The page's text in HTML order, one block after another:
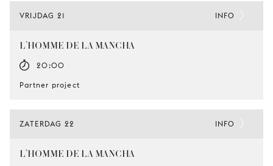
VRIJDAG 21
L’HOMME DE LA MANCHA
20:00
Partner project
INFO
ZATERDAG 22
L’HOMME DE LA MANCHA
INFO